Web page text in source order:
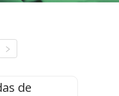
de